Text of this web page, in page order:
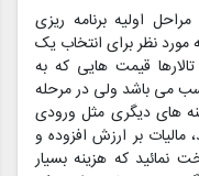
اولیه برنامه ریزی
مورد نظر برای انتخاب یک
قیمت هایی که به
می باشد ولی در مرحله
های دیگری مثل ورودی
مالیات بر ارزش افزوده و
نمائید که هزینه بسیار